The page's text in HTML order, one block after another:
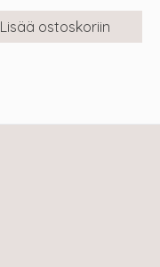
Lisää ostoskoriin